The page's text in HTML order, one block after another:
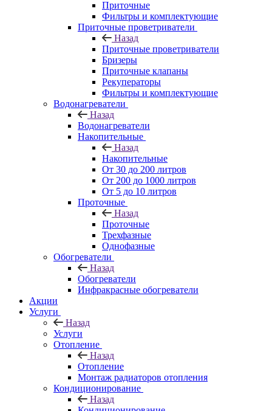
Приточные
Фильтры и комплектующие
Приточные проветриватели
Назад
Приточные проветриватели
Бризеры
Приточные клапаны
Рекуператоры
Фильтры и комплектующие
Водонагреватели
Назад
Водонагреватели
Накопительные
Назад
Накопительные
От 30 до 200 литров
От 200 до 1000 литров
От 5 до 10 литров
Проточные
Назад
Проточные
Трехфазные
Однофазные
Обогреватели
Назад
Обогреватели
Инфракрасные обогреватели
Акции
Услуги
Назад
Услуги
Отопление
Назад
Отопление
Монтаж радиаторов отопления
Кондиционирование
Назад